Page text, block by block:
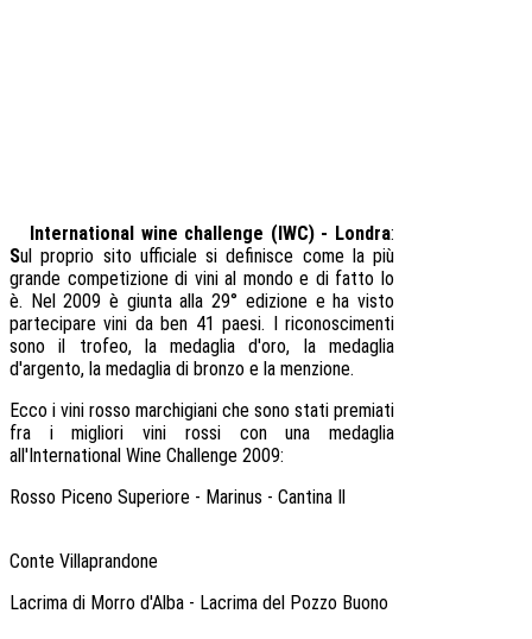
International wine challenge (IWC) - Londra:
Sul proprio sito ufficiale si definisce come la più
grande competizione di vini al mondo e di fatto lo
è. Nel 2009 è giunta alla 29° edizione e ha visto
partecipare vini da ben 41 paesi. I riconoscimenti
sono il trofeo, la medaglia d'oro, la medaglia
d'argento, la medaglia di bronzo e la menzione.
Ecco i vini rosso marchigiani che sono stati premiati
fra i migliori vini rossi con una medaglia
all'International Wine Challenge 2009:
Rosso Piceno Superiore - Marinus - Cantina Il
Conte Villaprandone
Lacrima di Morro d'Alba - Lacrima del Pozzo Buono